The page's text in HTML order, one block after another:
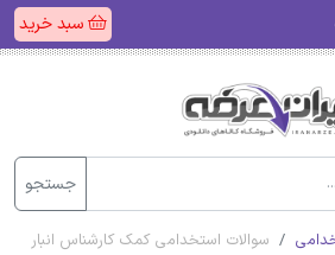
سبد خرید
جستجو
سوالات استخدامی کمک کارشناس انبار